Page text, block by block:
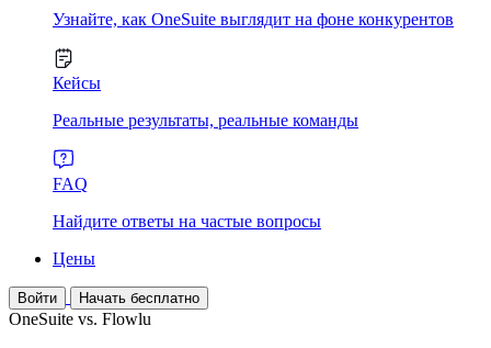
Узнайте, как OneSuite выглядит на фоне конкурентов
Кейсы
Реальные результаты, реальные команды
FAQ
Найдите ответы на частые вопросы
Цены
Войти Начать бесплатно
OneSuite vs. Flowlu